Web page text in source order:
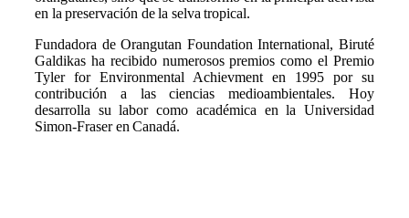
en la preservación de la selva tropical.
Fundadora de Orangutan Foundation International, Biruté
Galdikas ha recibido numerosos premios como el Premio
Tyler for Environmental Achievment en 1995 por su
contribución a las ciencias medioambientales. Hoy
desarrolla su labor como académica en la Universidad
Simon-Fraser en Canadá.